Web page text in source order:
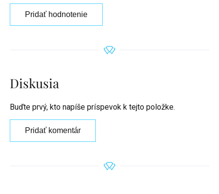
Pridať hodnotenie
Diskusia
Buďte prvý, kto napíše príspevok k tejto položke.
Pridať komentár